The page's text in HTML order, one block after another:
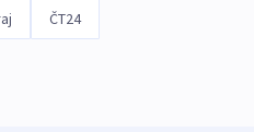
ČT24